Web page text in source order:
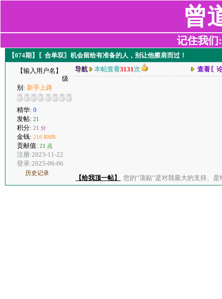
曾
记住我们
【074期】〖合单双〗机会留给有准备的人，别让他擦肩而过！
【输入用户名】
级
别: 新手上路
精华: 0
发帖: 21
积分: 21 分
金钱: 216 RMB
贡献值: 21 点
注册:2023-11-22
登录:2025-06-06
历史记录
导航 本帖查看3131次 查看〖
【给我顶一帖】 您的“顶贴”是对我最大的支持、